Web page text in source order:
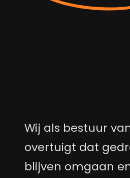
Wij als bestuur
overtuigt dat
blijven omgaan